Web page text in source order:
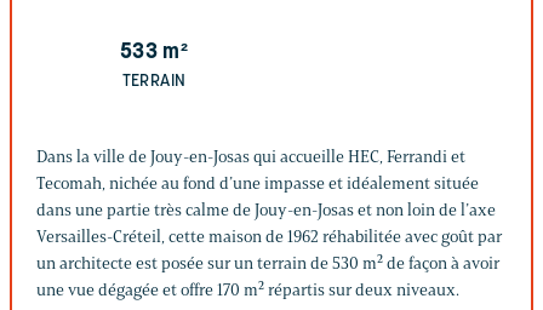
533 m²
TERRAIN
Dans la ville de Jouy-en-Josas qui accueille HEC, Ferrandi et
Tecomah, nichée au fond d’une impasse et idéalement située
dans une partie très calme de Jouy-en-Josas et non loin de l’axe
Versailles-Créteil, cette maison de 1962 réhabilitée avec goût par
un architecte est posée sur un terrain de 530 m² de façon à avoir
une vue dégagée et offre 170 m² répartis sur deux niveaux.